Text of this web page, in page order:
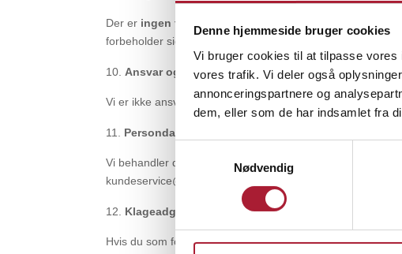
Denne hjemmeside bruger cookies
Vi bruger cookies til at tilpasse
vores trafik. Vi deler også
annonceringspartnere og
dem, eller som de har indsamlet fra
Nødvendig
Der er ingen fortrydelsesret
for erhvervskunder.
forbeholder sig ejendomsret til leverede varer indtil fuld
Ansvar og force majeure
Vi er ikke ansvarlige for indirekte tab, driftstab eller
Persondata og privatliv
Vi behandler dine personoplysninger i overensstemmelse
kundeservice@bakmaskiner.dk for spørgsmål.
Klageadgang
Hvis du som forbruger vil klage over dit køb, skal du